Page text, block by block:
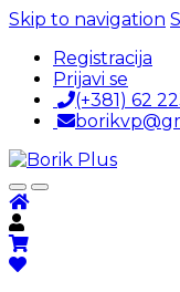
Skip to navigation
Registracija
Prijavi se
(+381) 62